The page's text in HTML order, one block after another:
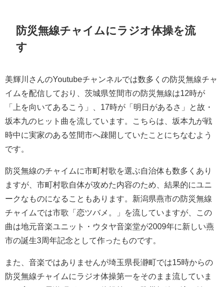
防災無線チャイムにラジオ体操を流
す
美輝川さんのYoutubeチャンネルでは数多くの防災無線チャ
イムを配信しており、茨城県笠間市の防災無線は12時が
「上を向いてあるこう」、17時が「明日があるさ」と故・
坂本九のヒット曲を流しています。こちらは、坂本九が戦
時中に実家のある笠間市へ疎開していたことにちなむよう
です。
防災無線のチャイムに市町村歌を選ぶ自治体も数多くあり
ますが、市町村歌自体が攻めた内容のため、結果的にユニ
ークなものになることもあります。新潟県燕市の防災無線
チャイムでは市歌「恋ツバメ。」を流していますが、この
曲は地元音楽ユニット・ウタヤ音楽堂が2009年に新しい燕
市の誕生3周年記念として作ったものです。
また、音楽ではありませんが埼玉県長瀞町では15時からの
防災無線チャイムにラジオ体操第一をそのまま流していま